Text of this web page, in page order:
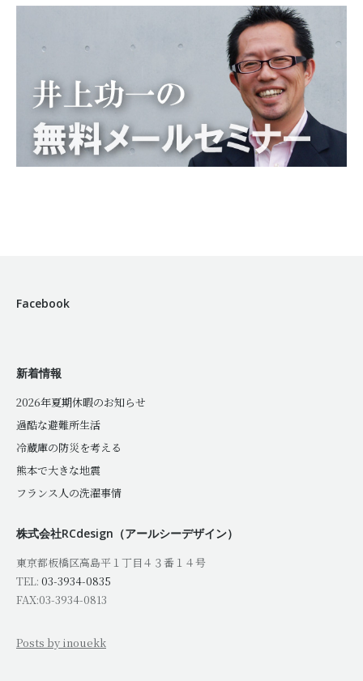
Facebook
新着情報
2026年夏期休暇のお知らせ
過酷な避難所生活
冷蔵庫の防災を考える
熊本で大きな地震
フランス人の洗濯事情
株式会社RCdesign（アールシーデザイン）
東京都板橋区高島平１丁目４３番１４号
TEL: 03-3934-0835
FAX:03-3934-0813
Posts by inouekk